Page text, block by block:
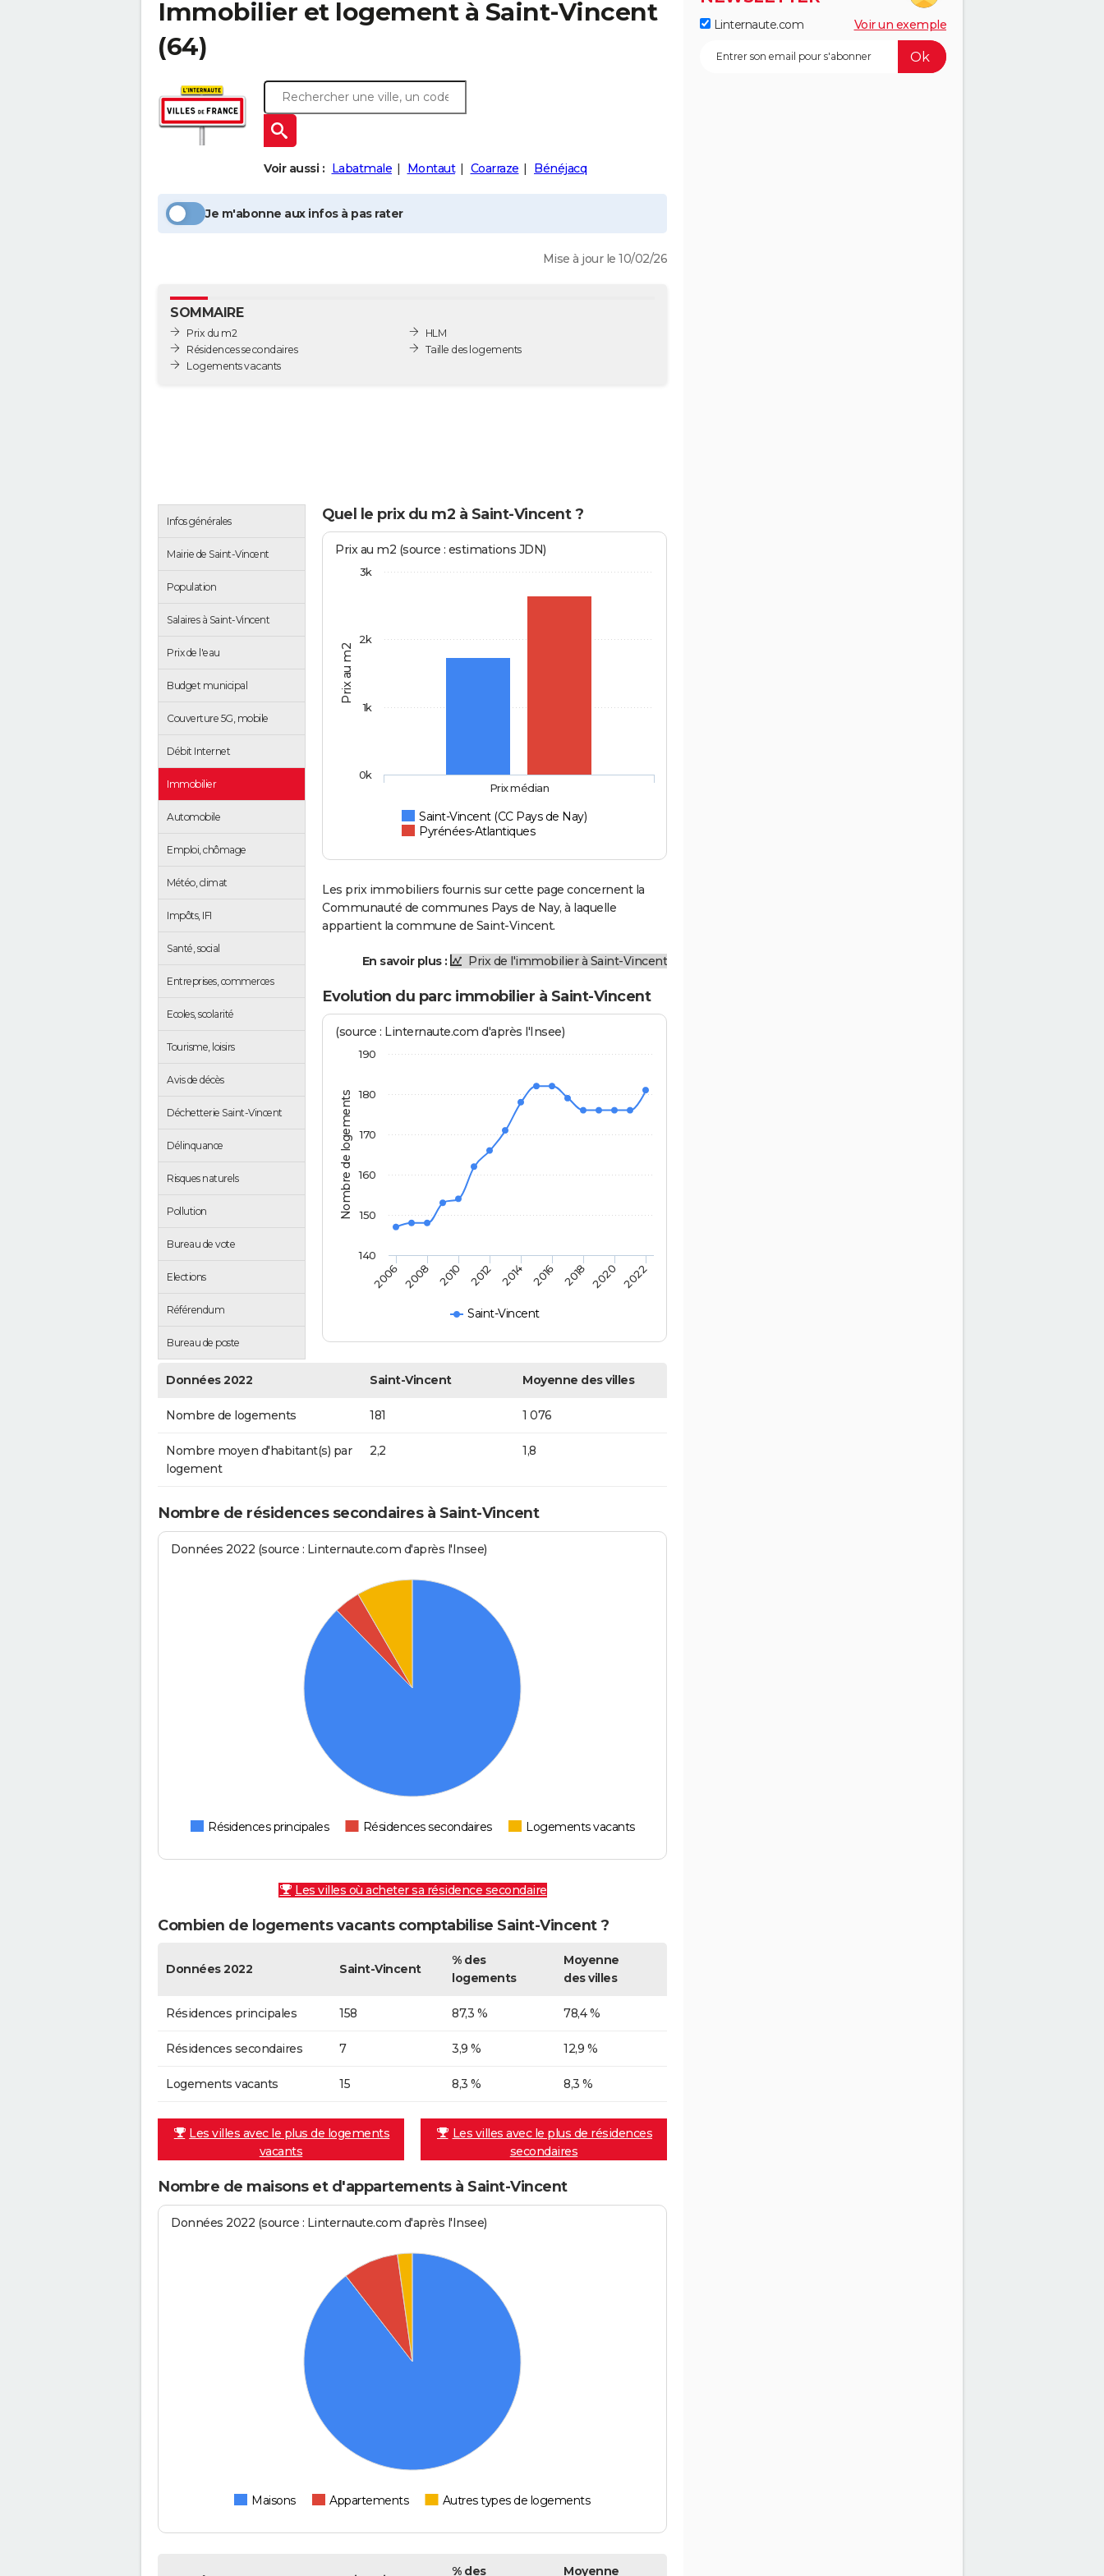
Immobilier et logement à Saint-Vincent
(64)
Voir aussi : Labatmale Montaut Coarraze Bénéjacq
Je m'abonne aux infos à pas rater
Mise à jour le 10/02/26
SOMMAIRE
Prix du m2
Résidences secondaires
Logements vacants
HLM
Taille des logements
Infos générales
Mairie de Saint-Vincent
Population
Salaires à Saint-Vincent
Prix de l'eau
Budget municipal
Couverture 5G, mobile
Débit Internet
Immobilier
Automobile
Emploi, chômage
Météo, climat
Impôts, IFI
Santé, social
Entreprises, commerces
Ecoles, scolarité
Tourisme, loisirs
Avis de décès
Déchetterie Saint-Vincent
Délinquance
Risques naturels
Pollution
Bureau de vote
Elections
Référendum
Bureau de poste
Quel le prix du m2 à Saint-Vincent ?
Prix au m2
Prix au m2 (source : estimations JDN)
Saint-Vincent (CC Pays de Nay)
Pyrénées-Atlantiques
Prix médian
0k
1k
2k
3k
Les prix immobiliers fournis sur cette page concernent la
Communauté de communes Pays de Nay, à laquelle
appartient la commune de Saint-Vincent.
En savoir plus : Prix de l'immobilier à Saint-Vincent
Evolution du parc immobilier à Saint-Vincent
Nombre de logements
(source : Linternaute.com d'après l'Insee)
Saint-Vincent
2006 2008 2010 2012 2014 2016 2018 2020 2022
140
150
160
170
180
190
Données 2022 Saint-Vincent Moyenne des villes
Nombre de logements 181 1 076
Nombre moyen d'habitant(s) par
logement
2,2 1,8
Nombre de résidences secondaires à Saint-Vincent
Données 2022 (source : Linternaute.com d'après l'Insee)
Résidences principales Résidences secondaires Logements vacants
Les villes où acheter sa résidence secondaire
Combien de logements vacants comptabilise Saint-Vincent ?
Données 2022 Saint-Vincent
% des
logements
Moyenne
des villes
Résidences principales 158 87,3 % 78,4 %
Résidences secondaires 7 3,9 % 12,9 %
Logements vacants 15 8,3 % 8,3 %
Les villes avec le plus de logements
vacants
Les villes avec le plus de résidences
secondaires
Nombre de maisons et d'appartements à Saint-Vincent
Données 2022 (source : Linternaute.com d'après l'Insee)
Maisons Appartements Autres types de logements
% des Moyenne
Linternaute.com Voir un exemple